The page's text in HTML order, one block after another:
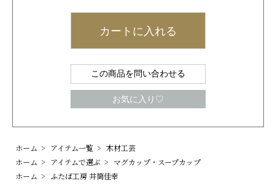
カートに入れる
この商品を問い合わせる
お気に入り♡
ホーム > アイテム一覧 > 木材工芸
ホーム > アイテムで選ぶ > マグカップ・スープカップ
ホーム > ふたば工房 井筒佳幸